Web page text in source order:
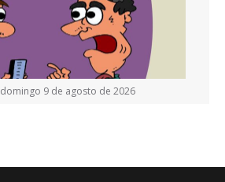
domingo 9 de agosto de 2026